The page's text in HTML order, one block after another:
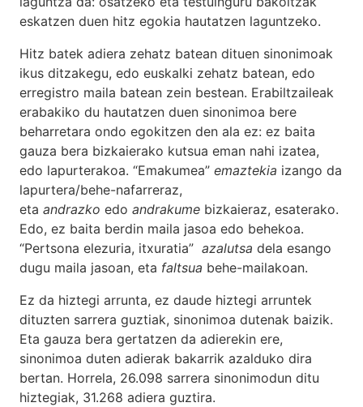
eskatzen duen hitz egokia hautatzen laguntzeko.
Hitz batek adiera zehatz batean dituen sinonimoak
ikus ditzakegu, edo euskalki zehatz batean, edo
erregistro maila batean zein bestean. Erabiltzaileak
erabakiko du hautatzen duen sinonimoa bere
beharretara ondo egokitzen den ala ez: ez baita
gauza bera bizkaierako kutsua eman nahi izatea,
edo lapurterakoa. “Emakumea” emaztekia izango da
lapurtera/behe-nafarreraz,
eta andrazko edo andrakume bizkaieraz, esaterako.
Edo, ez baita berdin maila jasoa edo behekoa.
“Pertsona elezuria, itxuratia” azalutsa dela esango
dugu maila jasoan, eta faltsua behe-mailakoan.
Ez da hiztegi arrunta, ez daude hiztegi arruntek
dituzten sarrera guztiak, sinonimoa dutenak baizik.
Eta gauza bera gertatzen da adierekin ere,
sinonimoa duten adierak bakarrik azalduko dira
bertan. Horrela, 26.098 sarrera sinonimodun ditu
hiztegiak, 31.268 adiera guztira.